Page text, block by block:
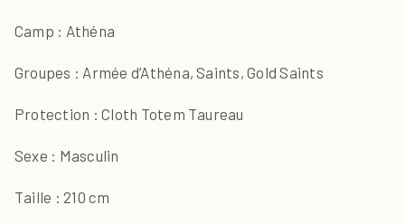
Camp : Athéna
Groupes : Armée d’Athéna, Saints, Gold Saints
Protection : Cloth Totem Taureau
Sexe : Masculin
Taille : 210 cm